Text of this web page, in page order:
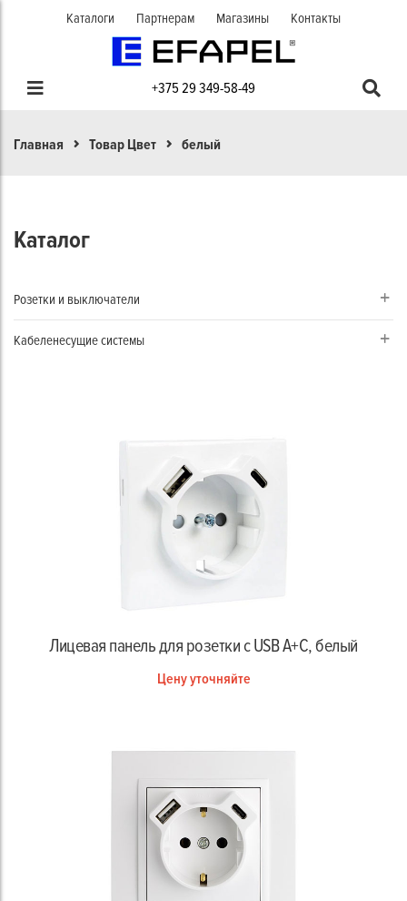
Каталоги Партнерам Магазины Контакты
+375 29 349-58-49
Главная Товар Цвет белый
Каталог
Розетки и выключатели
Кабеленесущие системы
Лицевая панель для розетки с USB A+C, белый
Цену уточняйте